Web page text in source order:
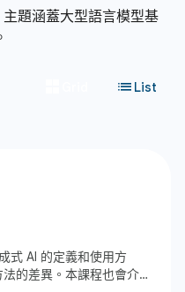
題涵蓋大型語言模型基